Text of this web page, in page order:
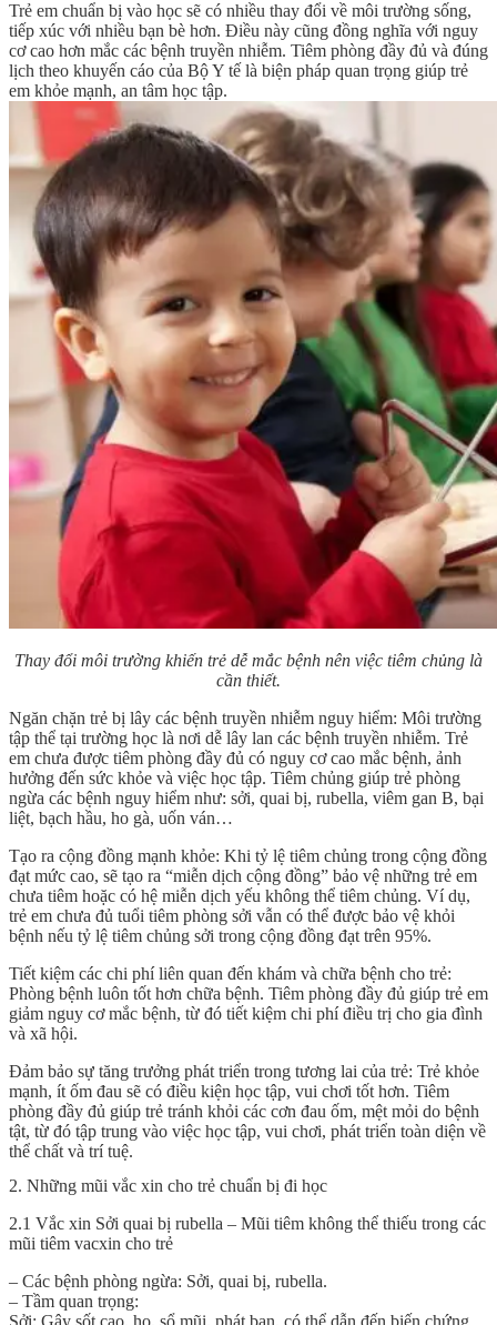
Trẻ em chuẩn bị vào học sẽ có nhiều thay đổi về môi trường sống,
tiếp xúc với nhiều bạn bè hơn. Điều này cũng đồng nghĩa với nguy
cơ cao hơn mắc các bệnh truyền nhiễm. Tiêm phòng đầy đủ và đúng
lịch theo khuyến cáo của Bộ Y tế là biện pháp quan trọng giúp trẻ
em khỏe mạnh, an tâm học tập.
Thay đổi môi trường khiến trẻ dễ mắc bệnh nên việc tiêm chủng là
cần thiết.
Ngăn chặn trẻ bị lây các bệnh truyền nhiễm nguy hiểm: Môi trường
tập thể tại trường học là nơi dễ lây lan các bệnh truyền nhiễm. Trẻ
em chưa được tiêm phòng đầy đủ có nguy cơ cao mắc bệnh, ảnh
hưởng đến sức khỏe và việc học tập. Tiêm chủng giúp trẻ phòng
ngừa các bệnh nguy hiểm như: sởi, quai bị, rubella, viêm gan B, bại
liệt, bạch hầu, ho gà, uốn ván…
Tạo ra cộng đồng mạnh khỏe: Khi tỷ lệ tiêm chủng trong cộng đồng
đạt mức cao, sẽ tạo ra “miễn dịch cộng đồng” bảo vệ những trẻ em
chưa tiêm hoặc có hệ miễn dịch yếu không thể tiêm chủng. Ví dụ,
trẻ em chưa đủ tuổi tiêm phòng sởi vẫn có thể được bảo vệ khỏi
bệnh nếu tỷ lệ tiêm chủng sởi trong cộng đồng đạt trên 95%.
Tiết kiệm các chi phí liên quan đến khám và chữa bệnh cho trẻ:
Phòng bệnh luôn tốt hơn chữa bệnh. Tiêm phòng đầy đủ giúp trẻ em
giảm nguy cơ mắc bệnh, từ đó tiết kiệm chi phí điều trị cho gia đình
và xã hội.
Đảm bảo sự tăng trưởng phát triển trong tương lai của trẻ: Trẻ khỏe
mạnh, ít ốm đau sẽ có điều kiện học tập, vui chơi tốt hơn. Tiêm
phòng đầy đủ giúp trẻ tránh khỏi các cơn đau ốm, mệt mỏi do bệnh
tật, từ đó tập trung vào việc học tập, vui chơi, phát triển toàn diện về
thể chất và trí tuệ.
2. Những mũi vắc xin cho trẻ chuẩn bị đi học
2.1 Vắc xin Sởi quai bị rubella – Mũi tiêm không thể thiếu trong các
mũi tiêm vacxin cho trẻ
– Các bệnh phòng ngừa: Sởi, quai bị, rubella.
– Tầm quan trọng: